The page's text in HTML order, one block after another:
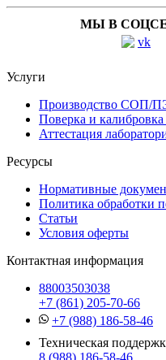
МЫ В
Услуги
Производство СОП/
Поверка и
Аттестация
Ресурсы
Нормативные
Политика обработки
Статьи
Условия оферты
Контактная информация
88003503038
+7 (861) 205-70-66
+7 (988) 186-58-46
Техническая